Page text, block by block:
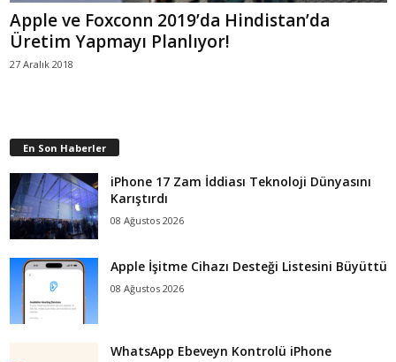
Apple ve Foxconn 2019’da Hindistan’da
Üretim Yapmayı Planlıyor!
27 Aralık 2018
En Son Haberler
iPhone 17 Zam İddiası Teknoloji Dünyasını
Karıştırdı
08 Ağustos 2026
Apple İşitme Cihazı Desteği Listesini Büyüttü
08 Ağustos 2026
WhatsApp Ebeveyn Kontrolü iPhone